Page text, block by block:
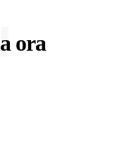
ora